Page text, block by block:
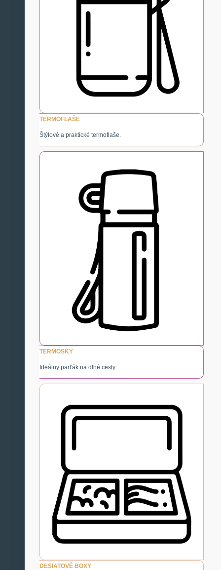
TERMOFLAŠE
Štýlové a praktické termoflaše.
TERMOSKY
Ideálny parťák na dlhé cesty.
DESIATOVÉ BOXY